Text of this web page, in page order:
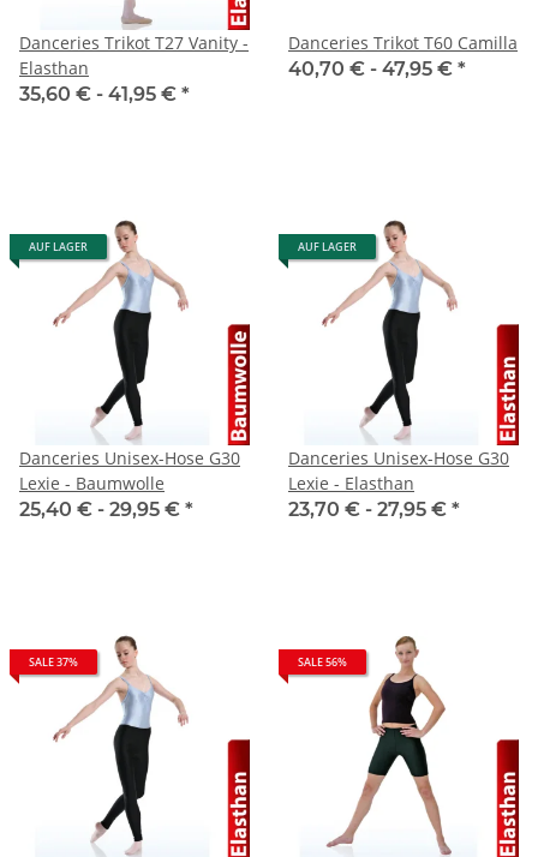
Danceries Trikot T27 Vanity -
Elasthan
35,60 € - 41,95 € *
Danceries Trikot T60 Camilla
40,70 € - 47,95 € *
AUF LAGER
Danceries Unisex-Hose G30
Lexie - Baumwolle
25,40 € - 29,95 € *
AUF LAGER
Danceries Unisex-Hose G30
Lexie - Elasthan
23,70 € - 27,95 € *
SALE 37% SALE 56%